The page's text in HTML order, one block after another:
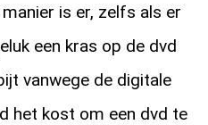
is er, zelfs als er
een kras op de dvd
vanwege de digitale
het kost om een dvd te